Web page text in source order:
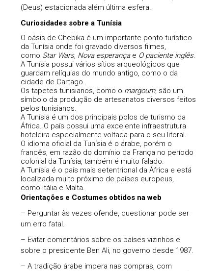
(Deus) estacionada além última esfera.
Curiosidades sobre a Tunísia
O oásis de Chebika é um importante ponto turístico
da Tunísia onde foi gravado diversos filmes,
como Star Wars, Nova esperança e O paciente inglês.
A Tunísia possui vários sítios arqueológicos que
guardam relíquias do mundo antigo, como o da
cidade de Cartago.
Os tapetes tunisianos, como o margoum, são um
símbolo da produção de artesanatos diversos feitos
pelos tunisianos.
A Tunísia é um dos principais polos de turismo da
África. O país possui uma excelente infraestrutura
hoteleira especialmente voltada para o seu litoral.
O idioma oficial da Tunísia é o árabe, porém o
francês, em razão do domínio da França no período
colonial da Tunísia, também é muito falado.
A Tunísia é o país mais setentrional da África e está
localizada muito próximo de países europeus,
como Itália e Malta.
Orientações e Costumes obtidos na web
– Perguntar às vezes ofende, questionar pode ser
um erro fatal.
– Evitar comentários sobre os países vizinhos e
sobre o presidente Ben Ali, no governo desde 1987.
– A tradição árabe impera nas compras, com